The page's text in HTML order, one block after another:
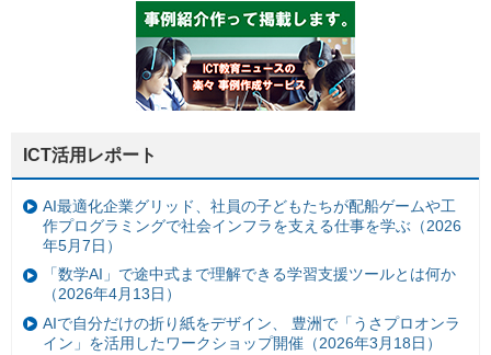
ICT活用レポート
AI最適化企業グリッド、社員の子どもたちが配船ゲームや工
作プログラミングで社会インフラを支える仕事を学ぶ（2026
年5月7日）
「数学AI」で途中式まで理解できる学習支援ツールとは何か
（2026年4月13日）
AIで自分だけの折り紙をデザイン、 豊洲で「うさプロオンラ
イン」を活用したワークショップ開催（2026年3月18日）